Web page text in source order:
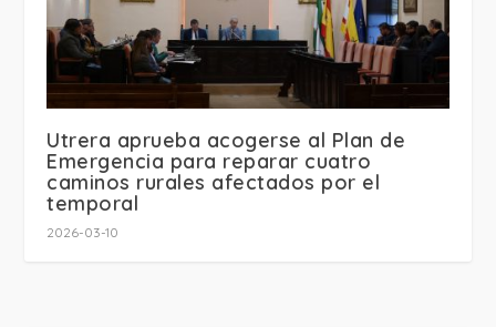
Utrera aprueba acogerse al Plan de
Emergencia para reparar cuatro
caminos rurales afectados por el
temporal
2026-03-10